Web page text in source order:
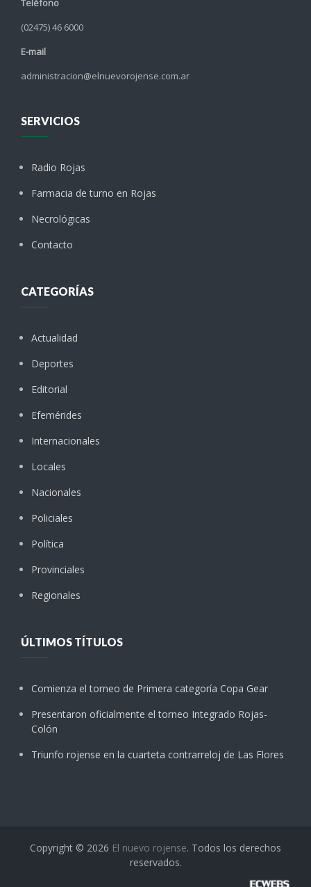
Teléfono
(02475) 46 6000
E-mail
administracion@elnuevorojense.com.ar
SERVICIOS
Radio Rojas
Farmacia de turno en Rojas
Necrológicas
Contacto
CATEGORÍAS
Actualidad
Deportes
Editorial
Efemérides
Internacionales
Locales
Nacionales
Policiales
Política
Provinciales
Regionales
ÚLTIMOS TÍTULOS
Comienza el torneo de Primera categoría Copa Gear
Presentaron oficialmente el torneo Integrado Rojas-
Colón
Triunfo rojense en la cuarteta contrarreloj de Las Flores
Copyright © 2026 El nuevo rojense. Todos los derechos
reservados.